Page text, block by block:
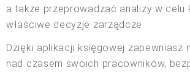
a także przeprowadzać analizy w celu
właściwe decyzje zarządcze.
Dzięki aplikacji księgowej zapewniasz
nad czasem swoich pracowników,